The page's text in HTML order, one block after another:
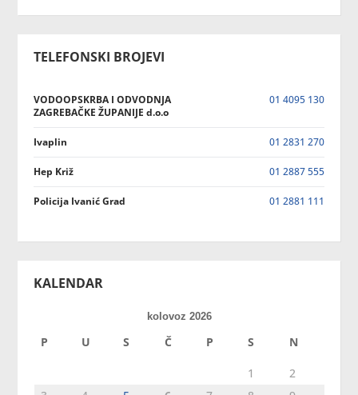
TELEFONSKI BROJEVI
VODOOPSKRBA I ODVODNJA
ZAGREBAČKE ŽUPANIJE d.o.o
01 4095 130
Ivaplin 01 2831 270
Hep Križ 01 2887 555
Policija Ivanić Grad 01 2881 111
KALENDAR
kolovoz 2026
P U S Č P S N
1
2